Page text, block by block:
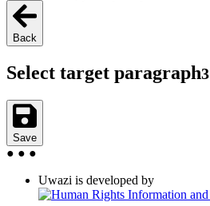
Back
Select target paragraph3
Save
● ● ●
Uwazi is developed by